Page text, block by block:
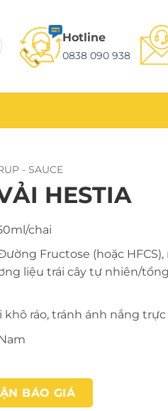
Hotline
0838 090 938
- SAUCE
HESTIA
chai
Fructose (hoặc
liệu trái cây tự nhiên/
khô ráo, tránh ánh nắng
BÁO GIÁ